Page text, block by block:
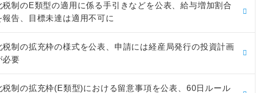
税制のE類型の適用に係る手引きなどを公表、給与増加割合
告、目標未達は適用不可に
税制の拡充枠の様式を公表、申請には経産局発行の投資計画
必要
税制の拡充枠(E類型)における留意事項を公表、60日ルール